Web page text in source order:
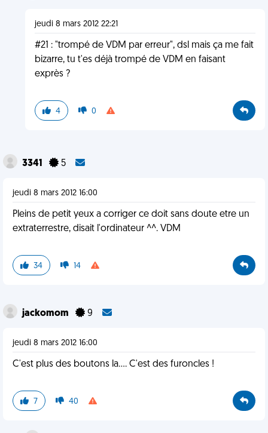
jeudi 8 mars 2012 22:21
#21 : "trompé de VDM par erreur", dsl mais ça me fait
bizarre, tu t'es déjà trompé de VDM en faisant
exprès ?
4 0
3341 5
jeudi 8 mars 2012 16:00
Pleins de petit yeux a corriger ce doit sans doute etre un
extraterrestre, disait l'ordinateur ^^. VDM
34 14
jackomom 9
jeudi 8 mars 2012 16:00
C'est plus des boutons la.... C'est des furoncles !
7 40